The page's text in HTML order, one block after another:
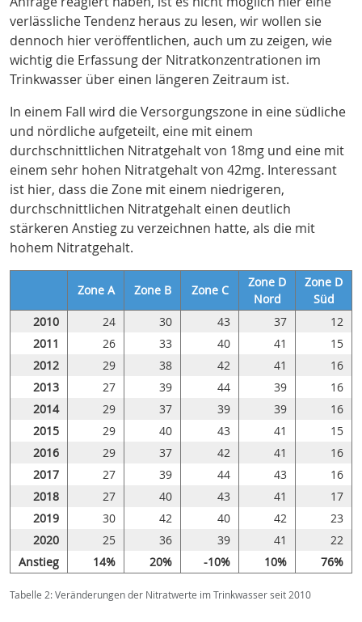
verlässliche Tendenz heraus zu lesen, wir wollen sie
dennoch hier veröffentlichen, auch um zu zeigen, wie
wichtig die Erfassung der Nitratkonzentrationen im
Trinkwasser über einen längeren Zeitraum ist.
In einem Fall wird die Versorgungszone in eine südliche
und nördliche aufgeteilt, eine mit einem
durchschnittlichen Nitratgehalt von 18mg und eine mit
einem sehr hohen Nitratgehalt von 42mg. Interessant
ist hier, dass die Zone mit einem niedrigeren,
durchschnittlichen Nitratgehalt einen deutlich
stärkeren Anstieg zu verzeichnen hatte, als die mit
hohem Nitratgehalt.
Tabelle 2: Veränderungen der Nitratwerte im Trinkwasser seit 2010
Zone A Zone B Zone C
Zone D
Nord
Zone D
Süd
2010
24 30 43 37
12
2011
26 33 40 41
15
2012
29 38 42 41
16
2013
27 39 44 39
16
2014
29 37 39 39
16
2015
29 40 43 41
15
2016
29 37 42 41
16
2017
27 39 44 43
16
2018
27 40 43 41
17
2019
30 42 40 42
23
2020
25 36 39 41
22
Anstieg
14% 20% -10% 10% 76%